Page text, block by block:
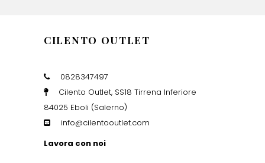
CILENTO OUTLET
0828347497
Cilento Outlet, SS18 Tirrena Inferiore
84025 Eboli (Salerno)
info@cilentooutlet.com
Lavora con noi